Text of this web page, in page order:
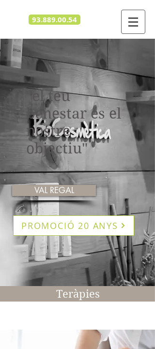
93.889.00.54
"el teu
benestar és el
nostre
objectiu"
VAL REGAL
PROMOCIÓ 20 ANYS
Teràpies